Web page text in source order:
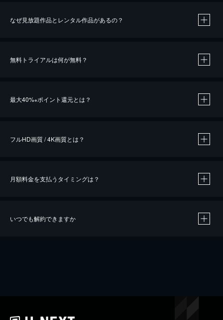
なぜ見放題作品とレンタル作品があるの？
無料トライアルは何が無料？
最大40%※ポイント還元とは？
※40％ポイント還元の対象は、クレジットカード決済による作品の購入 / レンタルです。
iOSアプリのUコイン決済による作品の購入 / レンタルは、20％のポイント還元です。
フルHD画質 / 4K画質とは？
月額料金を支払うタイミングは？
いつでも解約できますか